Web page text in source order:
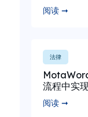
阅读 ➞
法律
流程中实
阅读 ➞